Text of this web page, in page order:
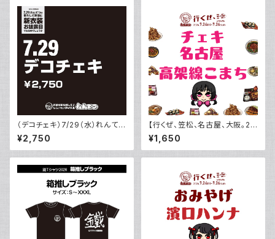
（デコチェキ）7/29（水）れんてつ
は果たして無事に新衣装お披露
目できるのでしょうかライブ当日
のチェキ
¥2,750
【行くぜ、笠松、名古屋、大阪。20
26】（こまち）7.25 名古屋ライブ
チェキ
¥1,650